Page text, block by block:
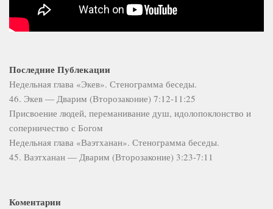
Последние Публекации
Недельная глава «Экев». Стенограмма беседы.
46. Экев — Дварим (Второзаконие) 7:12-11:25
Присвоение людей, переманивание душ, идолопоклонство и
соперничество с Богом
Недельная глава «Ваэтханан». Стенограмма беседы.
45. Ваэтханан — Дварим (Второзаконие) 3:23-7:11
Коментарии